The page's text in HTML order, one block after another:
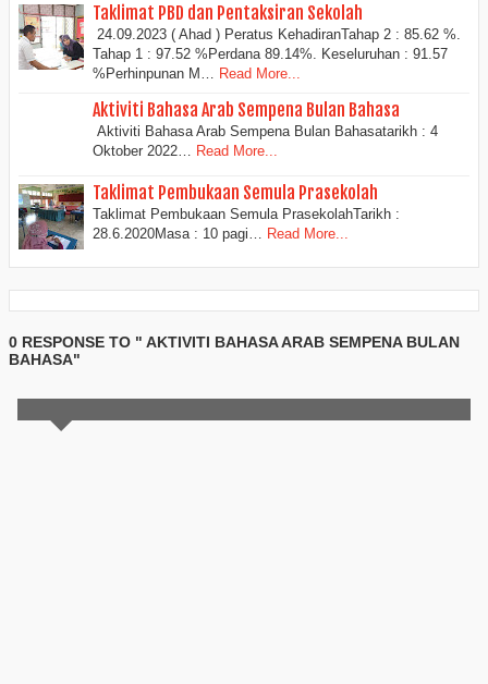
Taklimat PBD dan Pentaksiran Sekolah
24.09.2023 ( Ahad ) Peratus KehadiranTahap 2 : 85.62 %.
Tahap 1 : 97.52 %Perdana 89.14%. Keseluruhan : 91.57
%Perhinpunan M…
Read More...
Aktiviti Bahasa Arab Sempena Bulan Bahasa
Aktiviti Bahasa Arab Sempena Bulan Bahasatarikh : 4
Oktober 2022…
Read More...
Taklimat Pembukaan Semula Prasekolah
Taklimat Pembukaan Semula PrasekolahTarikh :
28.6.2020Masa : 10 pagi… Read More...
0 RESPONSE TO " AKTIVITI BAHASA ARAB SEMPENA BULAN
BAHASA"